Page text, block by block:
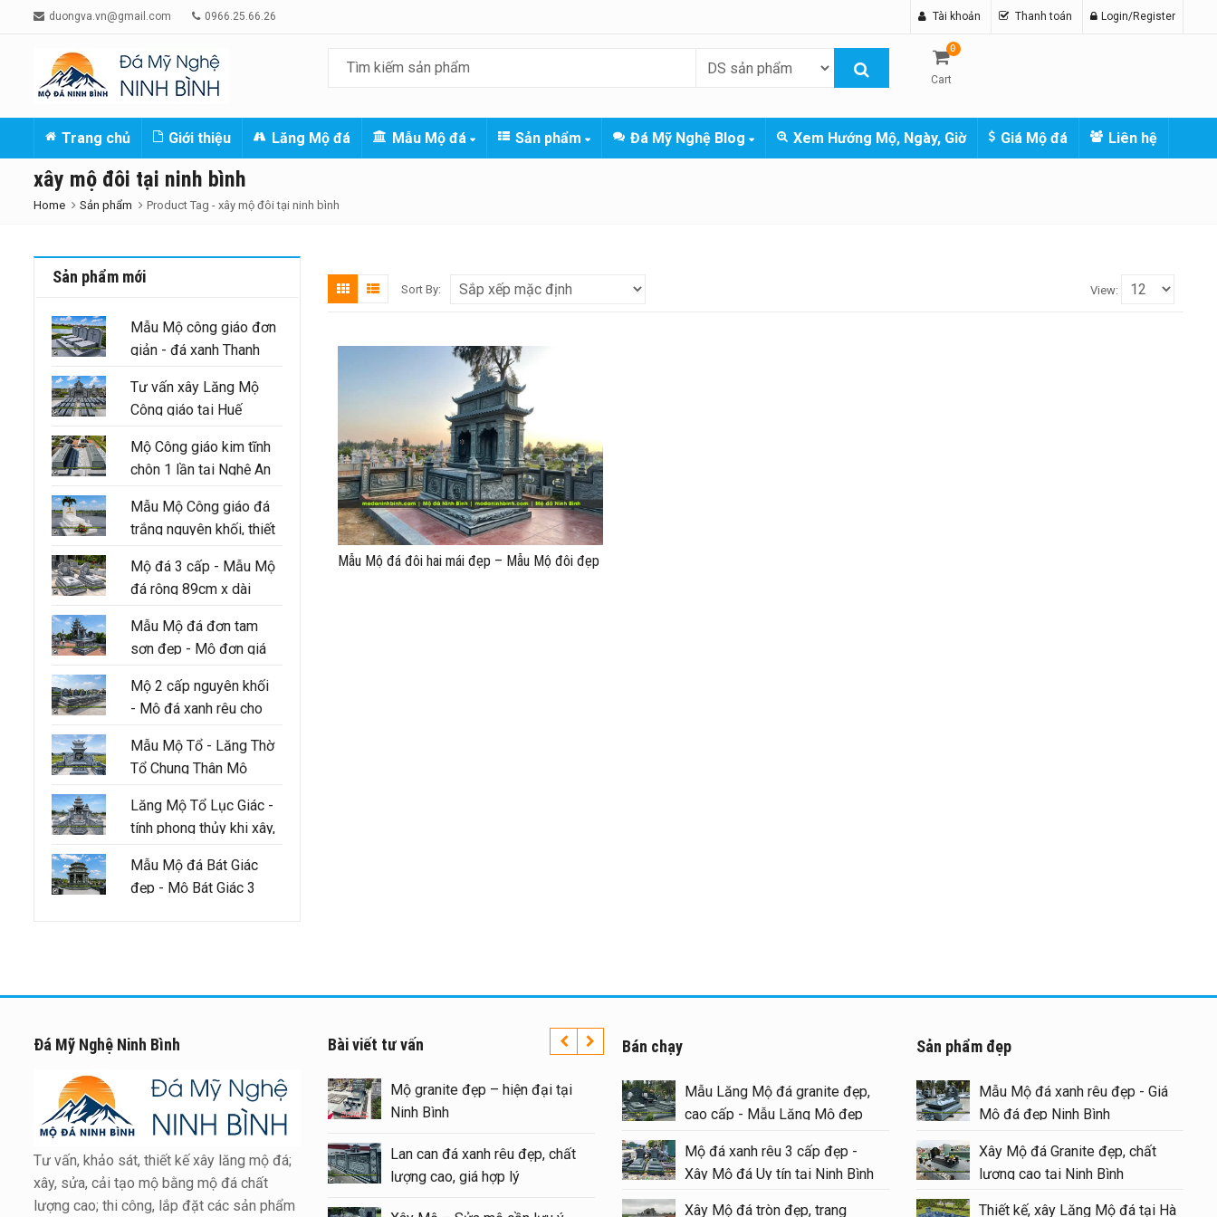
duongva.vn@gmail.com 0966.25.66.26 Tài khoản Thanh toán Login/Register
0
Cart
Trang chủ Giới thiệu Lăng Mộ đá Mẫu Mộ đá Sản phẩm Đá Mỹ Nghệ Blog Xem Hướng Mộ, Ngày, Giờ Giá Mộ đá Liên hệ
xây mộ đôi tại ninh bình
Home Sản phẩm Product Tag - xây mộ đôi tại ninh bình
Sort By: View:
Mẫu Mộ đá đôi hai mái đẹp – Mẫu Mộ đôi đẹp
Sản phẩm mới
Mẫu Mộ công giáo đơn
giản - đá xanh Thanh
Tư vấn xây Lăng Mộ
Công giáo tại Huế
Mộ Công giáo kim tĩnh
chôn 1 lần tại Nghệ An
Mẫu Mộ Công giáo đá
trắng nguyên khối, thiết
Mộ đá 3 cấp - Mẫu Mộ
đá rộng 89cm x dài
Mẫu Mộ đá đơn tam
sơn đẹp - Mộ đơn giá
Mộ 2 cấp nguyên khối
- Mộ đá xanh rêu cho
đình
Mẫu Mộ Tổ - Lăng Thờ
Tổ Chung Thân Mộ
Lăng Mộ Tổ Lục Giác -
tính phong thủy khi xây,
đảm bảo như thế nào
Mẫu Mộ đá Bát Giác
đẹp - Mộ Bát Giác 3
Đá Mỹ Nghệ Ninh Bình
Tư vấn, khảo sát, thiết kế xây lăng mộ đá;
xây, sửa, cải tạo mộ bằng mộ đá chất
lượng cao; thi công, lắp đặt các sản phẩm
Bài viết tư vấn
Xây Lăng Mộ đá uy tín trên
toàn quốc – Đá Mỹ Nghệ Ninh
Bình
Báo giá xây Mộ đá đôi 1 mái
đẹp tại Ninh Bình cuối năm
Mộ granite đẹp – hiện đại tại
Lan can đá xanh rêu đẹp, chất
lượng cao, giá hợp lý
Bán chạy
Mẫu Lăng Mộ đá granite đẹp,
cao cấp - Mẫu Lăng Mộ đẹp
Mộ đá xanh rêu 3 cấp đẹp -
Xây Mộ đá Uy tín tại Ninh Bình
Xây Mộ đá tròn đẹp, trang
Sản phẩm đẹp
Mẫu Mộ đá xanh rêu đẹp - Giá
Mộ đá đẹp Ninh Bình
Xây Mộ đá Granite đẹp, chất
lượng cao tại Ninh Bình
Thiết kế, xây Lăng Mộ đá tại Hà